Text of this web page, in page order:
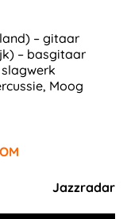
– gitaar
– basgitaar
Moog
Jazzradar